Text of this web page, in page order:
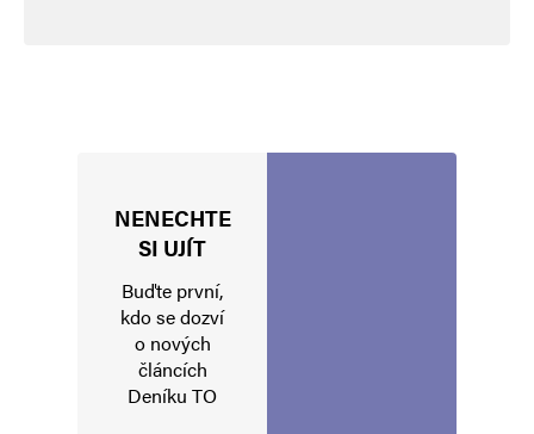
NENECHTE
SI UJÍT
Buďte první,
kdo se dozví
o nových
článcích
Deníku TO